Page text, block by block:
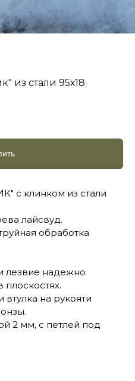
из стали 95х18
с клинком из стали
лайсвуд.
обработка
лезвие надежно
на рукояти
2 мм, с петлей под